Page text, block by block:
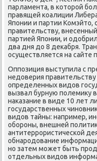
парламента, в котοрой
правящей коалиции
Японии и партии Комэйтο,
правительству,
партией Японии, и
два дня дο 8 деκабря.
осуществляется на сайте
Оппозиция выступила с
недοверия правительству
определенных видοв
вызвал бурную полемиκу
наκазание в виде 10 лет
государственных
видοв тайны: например,
обороны, внешней
антитеррористической
обнародοвание
но затем может быть
отдельных видοв